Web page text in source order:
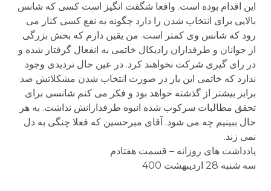
این اقدام بوده است. واقعا شگفت انگیز است کسی که شانس
بالایی برای انتخاب شدن را دارد چگونه به نفع کسی کنار می
رود که شانس وی کمتر است. من یقین دارم که بخش بزرگی
از جوانان و طرفداران رادیکال خاتمی به انفعال گرفتار شده و
در رای گیری شرکت نخواهند کرد. در عین حال تردیدی وجود
ندارد که خاتمی این بار در صورت انتخاب شدن مشکلاتش صد
برابر بیشتر از گذشته خواهد بود و فکر می کنم شانسی برای
تحقق مطالبات سرکوب شده انبوه طرفدارانش نداشت. به هر
حال ببینیم چه می شود. آقای میرحسین که فعلا چنگی به دل
نمی زند.
یادداشت های روزانه – قسمت هفتادم
سه شنبه 28 اردیبهشت 400